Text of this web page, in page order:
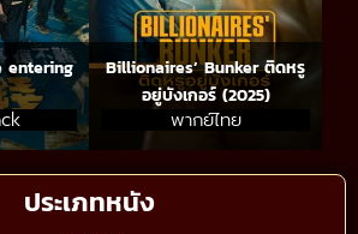
ประเภทหนัง
entering
Billionaires’ Bunker ติดหรู
อยู่บังเกอร์ (2025)
พากย์ไทย